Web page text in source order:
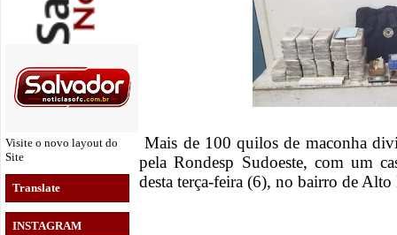
Visite o novo layout do
Site
Translate
INSTAGRAM
Mais de 100 quilos de maconha
pela Rondesp Sudoeste, com um
desta terça-feira (6), no bairro de